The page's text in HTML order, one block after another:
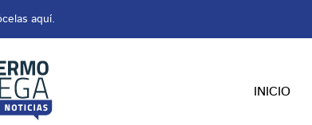
aquí.
INICIO